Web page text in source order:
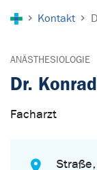
Kontakt
ANÄSTHESIOLOGIE
Dr.
Facharzt